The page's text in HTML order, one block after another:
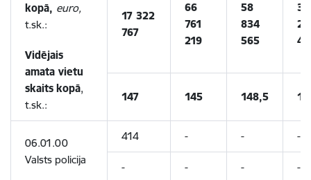
kopā, euro,
t.sk.:
Vidējais
amata vietu
skaits kopā,
t.sk.:
17 322
767
66
761
219
58
834
565
37
147 145 148,5
06.01.00
Valsts policija
414 - - -
- - - -